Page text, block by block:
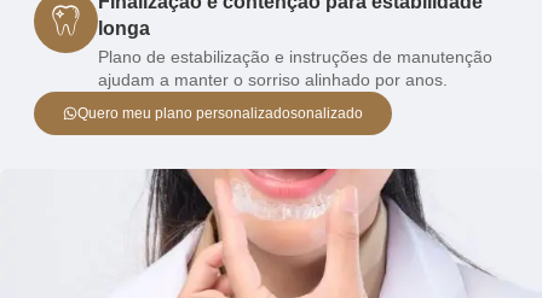
longa
Plano de estabilização e instruções de manutenção
ajudam a manter o sorriso alinhado por anos.
Quero meu plano personalizadosonalizado